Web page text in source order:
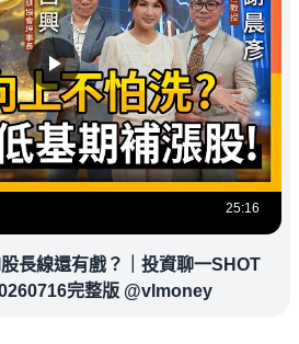
25:16
長線還有戲？｜投資聊一SHOT
完整版 @vlmoney